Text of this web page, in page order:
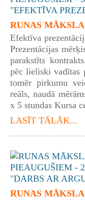
RUNAS
Efektīva
Prezentācijas
parakstīts
pēc lieliski vadītas
tomēr pirkumu
reāls, naudā
x 5 stundas Kursa
LASĪT TĀLĀK...
RUNAS